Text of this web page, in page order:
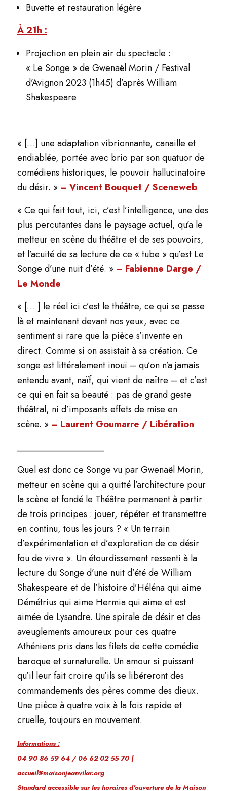
Buvette et restauration légère
À 21h :
Projection en plein air du spectacle :
« Le Songe » de Gwenaël Morin / Festival
d’Avignon 2023 (1h45) d’après William
Shakespeare
« […] une adaptation vibrionnante, canaille et
endiablée, portée avec brio par son quatuor de
comédiens historiques, le pouvoir hallucinatoire
du désir. »– Vincent Bouquet / Sceneweb
« Ce qui fait tout, ici, c’est l’intelligence, une des
plus percutantes dans le paysage actuel, qu’a le
metteur en scène du théâtre et de ses pouvoirs,
et l’acuité de sa lecture de ce « tube » qu’est Le
Songe d’une nuit d’été. » – Fabienne Darge /
Le Monde
« [… ] le réel ici c’est le théâtre, ce qui se passe
là et maintenant devant nos yeux, avec ce
sentiment si rare que la pièce s’invente en
direct. Comme si on assistait à sa création. Ce
songe est littéralement inouï – qu’on n’a jamais
entendu avant, naïf, qui vient de naître – et c’est
ce qui en fait sa beauté : pas de grand geste
théâtral, ni d’imposants effets de mise en
scène. » – Laurent Goumarre / Libération
___________________
Quel est donc ce Songe vu par Gwenaël Morin,
metteur en scène qui a quitté l’architecture pour
la scène et fondé le Théâtre permanent à partir
de trois principes : jouer, répéter et transmettre
en continu, tous les jours ? « Un terrain
d’expérimentation et d’exploration de ce désir
fou de vivre ». Un étourdissement ressenti à la
lecture du Songe d’une nuit d’étéde William
Shakespeare et de l’histoire d’Héléna qui aime
Démétrius qui aime Hermia qui aime et est
aimée de Lysandre. Une spirale de désir et des
aveuglements amoureux pour ces quatre
Athéniens pris dans les filets de cette comédie
baroque et surnaturelle. Un amour si puissant
qu’il leur fait croire qu’ils se libéreront des
commandements des pères comme des dieux.
Une pièce à quatre voix à la fois rapide et
cruelle, toujours en mouvement.
Informations :
04 90 86 59 64 / 06 62 02 55 70 |
accueil@maisonjeanvilar.org
Standard accessible sur les horaires d’ouverture de la Maison